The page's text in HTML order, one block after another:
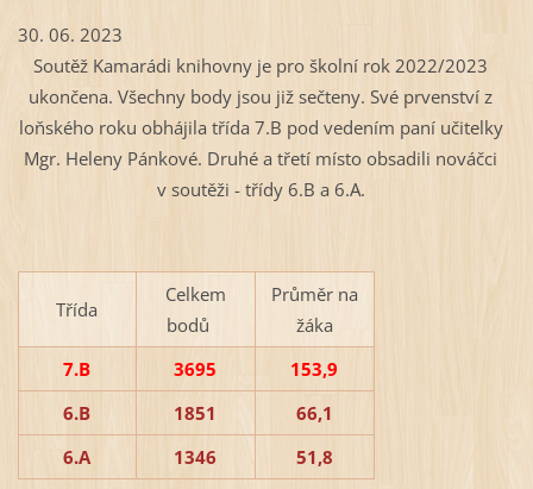
30. 06. 2023
Soutěž Kamarádi knihovny je pro školní rok 2022/2023
ukončena. Všechny body jsou již sečteny. Své prvenství z
loňského roku obhájila třída 7.B pod vedením paní učitelky
Mgr. Heleny Pánkové. Druhé a třetí místo obsadili nováčci
v soutěži - třídy 6.B a 6.A.
Třída
Celkem
bodů
Průměr na
žáka
7.B
3695
153,9
6.B
1851
66,1
6.A
1346 51,8